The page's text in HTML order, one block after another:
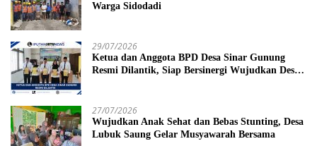
Warga Sidodadi
29/07/2026
Ketua dan Anggota BPD Desa Sinar Gunung
Resmi Dilantik, Siap Bersinergi Wujudkan Desa
27/07/2026
Wujudkan Anak Sehat dan Bebas Stunting, Desa
Lubuk Saung Gelar Musyawarah Bersama